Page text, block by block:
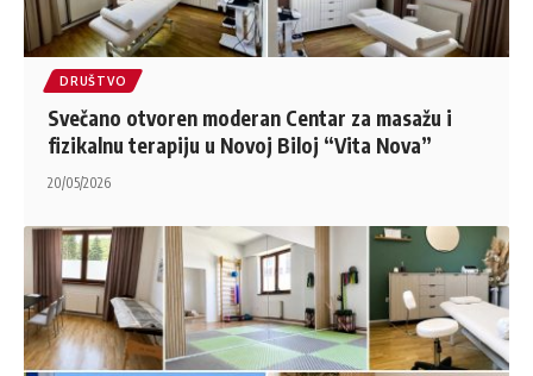
DRUŠTVO
Svečano otvoren moderan Centar za masažu i
fizikalnu terapiju u Novoj Biloj “Vita Nova”
20/05/2026